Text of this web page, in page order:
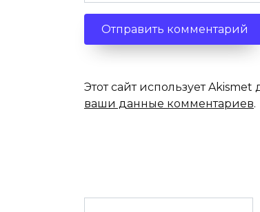
Этот сайт использует
ваши данные комментариев.